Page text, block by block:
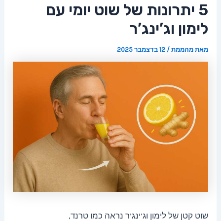
5 יתרונות של שוט יומי עם
לימון וג’ינג’ר
מאתמהממת/12 בדצמבר 2025
שוט קטן של לימון וג’ינג’ר נראה כמו טרנד,